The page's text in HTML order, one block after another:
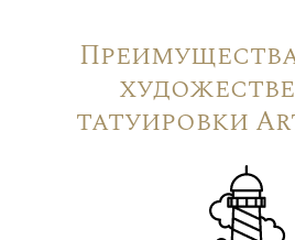
татуировки